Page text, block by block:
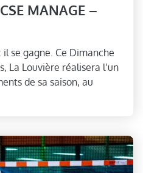
MANAGE –
se gagne. Ce Dimanche
La Louvière réalisera l’un
de sa saison, au